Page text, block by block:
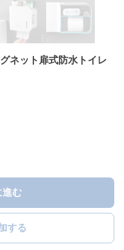
ネット扉式防水トイレ
進む
する